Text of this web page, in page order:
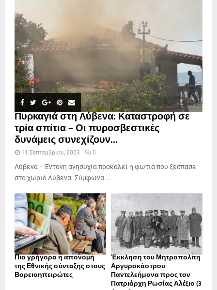
Πυρκαγιά στη Λύβενα: Καταστροφή σε
τρία σπίτια – Οι πυροσβεστικές
δυνάμεις συνεχίζουν...
11 Σεπτεμβρίου, 2023 0
Λύβενα – Έντονη ανησυχία προκαλεί η φωτιά που ξέσπασε
στο χωριό Λύβενα. Σύμφωνα...
Πιο γρήγορα η απονοµή
της Εθνικής σύνταξης στους
Βορειοηπειρώτες
Έκκληση του Μητροπολίτη
Αργυροκάστρου
Παντελεήμονα προς τον
Πατριάρχη Ρωσίας Αλέξιο (3